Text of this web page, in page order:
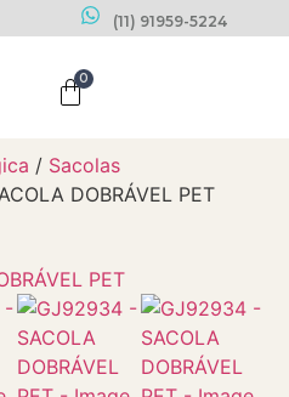
(11) 91959-5224
0
/ Sacolas
DOBRÁVEL PET